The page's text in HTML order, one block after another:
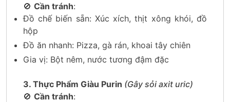
🚫 Cần tránh:
Đồ chế biến sẵn: Xúc xích, thịt xông khói, đồ
hộp
Đồ ăn nhanh: Pizza, gà rán, khoai tây chiên
Gia vị: Bột nêm, nước tương đậm đặc
3. Thực Phẩm Giàu Purin (Gây sỏi axit uric)
🚫 Cần tránh: